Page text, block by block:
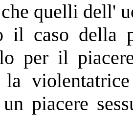
quelli dell'
il caso della
per il
la
piacere